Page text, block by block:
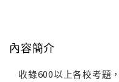
內容簡介
收錄600以上各校考題